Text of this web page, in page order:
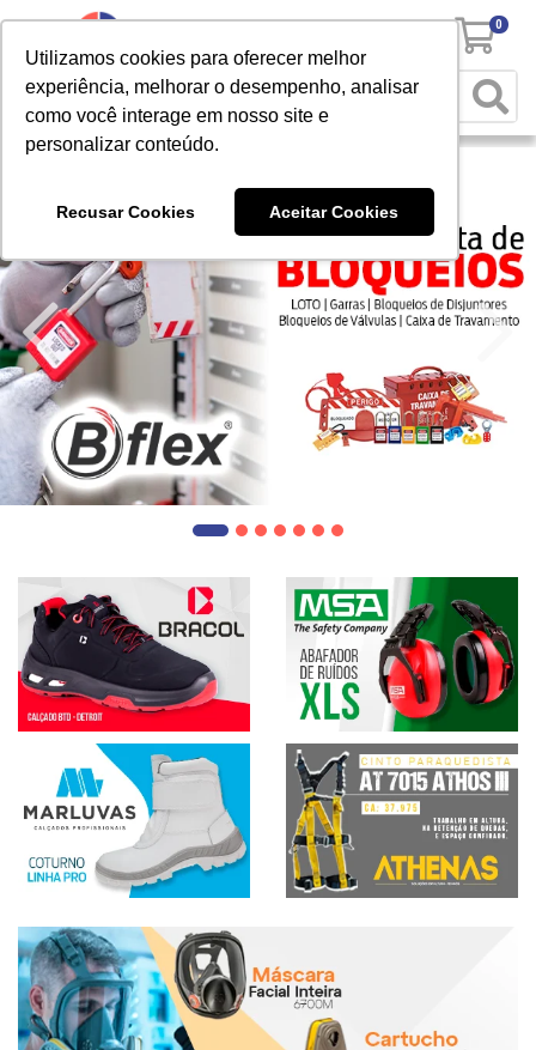
Utilizamos cookies para oferecer melhor
experiência, melhorar o desempenho, analisar
como você interage em nosso site e
personalizar conteúdo.
Recusar Cookies Aceitar Cookies
0